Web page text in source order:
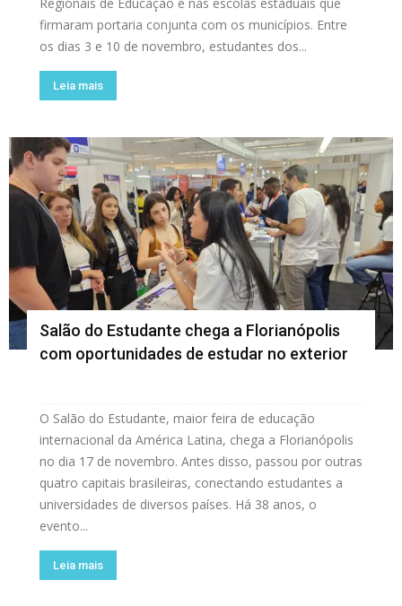
Regionais de Educação e nas escolas estaduais que
firmaram portaria conjunta com os municípios. Entre
os dias 3 e 10 de novembro, estudantes dos...
Leia mais
Salão do Estudante chega a Florianópolis
com oportunidades de estudar no exterior
O Salão do Estudante, maior feira de educação
internacional da América Latina, chega a Florianópolis
no dia 17 de novembro. Antes disso, passou por outras
quatro capitais brasileiras, conectando estudantes a
universidades de diversos países. Há 38 anos, o
evento...
Leia mais